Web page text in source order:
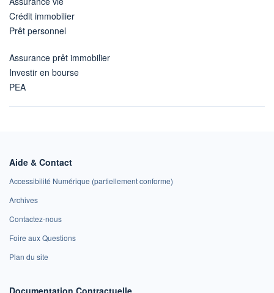
Crédit immobilier
Prêt personnel
Assurance prêt immobilier
Investir en bourse
PEA
Aide & Contact
Accessibilité Numérique (partiellement conforme)
Archives
Contactez-nous
Foire aux Questions
Plan du site
Documentation Contractuelle